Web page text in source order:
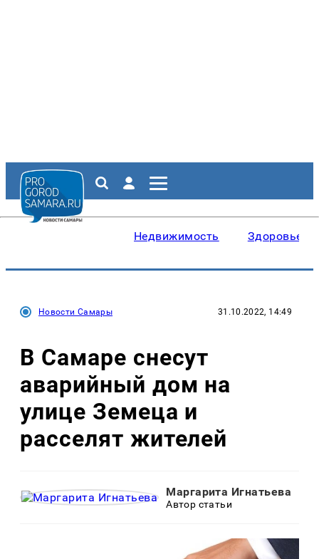
Недвижимость Здоровье
Новости Самары 31.10.2022, 14:49
В Самаре снесут
аварийный дом на
улице Земеца и
расселят жителей
Маргарита Игнатьева
Автор статьи